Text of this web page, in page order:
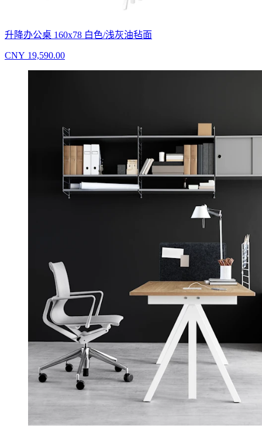
升降办公桌 160x78 白色/浅灰油毡面
CNY 19,590.00